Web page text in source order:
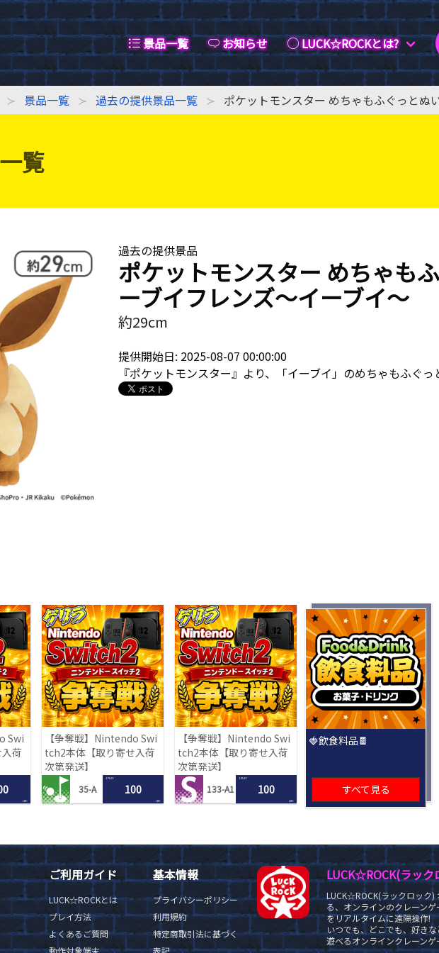
景品一覧 お知らせ LUCK☆ROCKとは?
景品一覧 過去の提供景品一覧 ポケットモンスター めちゃもふぐっとぬ
覧
過去の提供景品
ポケットモンスター めちゃも
ーブイフレンズ〜イーブイ〜
約29cm
提供開始日: 2025-08-07 00:00:00
『ポケットモンスター』より、「イーブイ」のめちゃもふぐっ
Swi
荷
LRC
【争奪戦】Nintendo Swi
tch2本体【取り寄せ入荷
次第発送】
35-A
1 PLAY
100
LRC
【争奪戦】Nintendo Swi
tch2本体【取り寄せ入荷
次第発送】
133-A1
1 PLAY
100
LRC
🍓飲食料品🍫
すべて見る
ご利用ガイド
LUCK☆ROCKとは
プレイ方法
よくあるご質問
動作対象端末
基本情報
プライバシーポリシー
利用規約
特定商取引法に基づく
表記
LUCK☆ROCK(ラック
LUCK☆ROCK(ラックロック)
る、オンラインのクレーン
をリアルタイムに遠隔操作!
いつでも、どこでも、好き
遊べるオンラインクレーン